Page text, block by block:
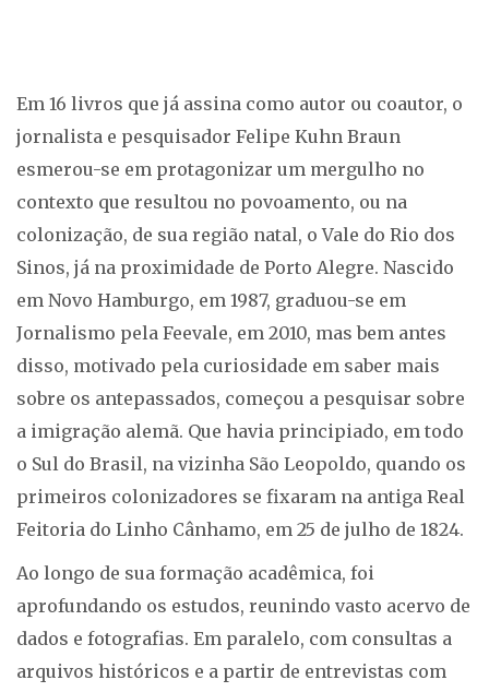
Em 16 livros que já assina como autor ou coautor, o
jornalista e pesquisador Felipe Kuhn Braun
esmerou-se em protagonizar um mergulho no
contexto que resultou no povoamento, ou na
colonização, de sua região natal, o Vale do Rio dos
Sinos, já na proximidade de Porto Alegre. Nascido
em Novo Hamburgo, em 1987, graduou-se em
Jornalismo pela Feevale, em 2010, mas bem antes
disso, motivado pela curiosidade em saber mais
sobre os antepassados, começou a pesquisar sobre
a imigração alemã. Que havia principiado, em todo
o Sul do Brasil, na vizinha São Leopoldo, quando os
primeiros colonizadores se fixaram na antiga Real
Feitoria do Linho Cânhamo, em 25 de julho de 1824.
Ao longo de sua formação acadêmica, foi
aprofundando os estudos, reunindo vasto acervo de
dados e fotografias. Em paralelo, com consultas a
arquivos históricos e a partir de entrevistas com